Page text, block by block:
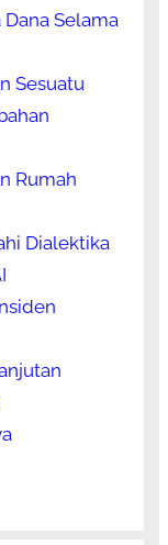
Selama
Sesuatu
Rumah
Dialektika